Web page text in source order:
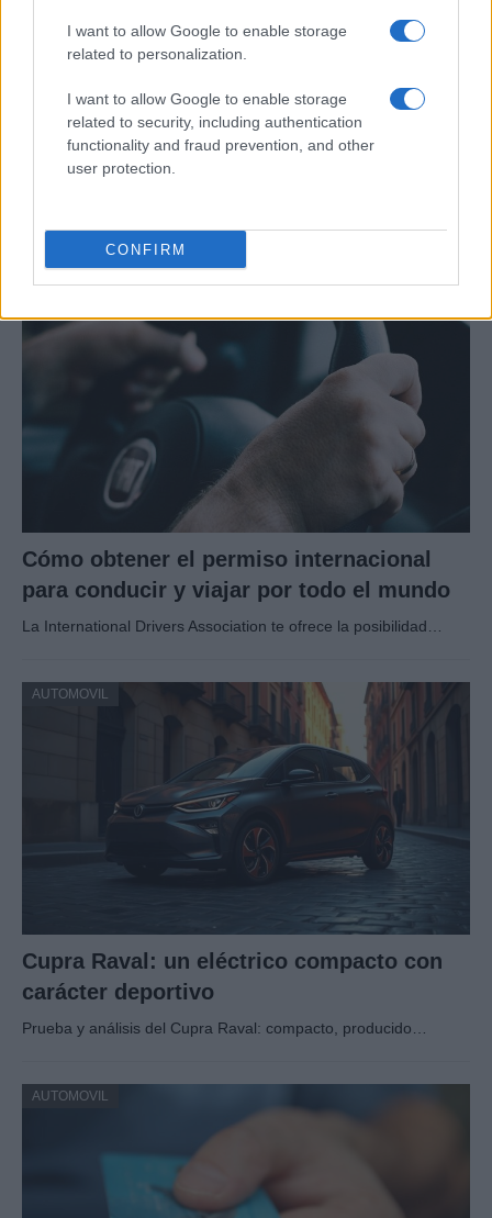
I want to allow Google to enable storage
related to personalization.
I want to allow Google to enable storage
related to security, including authentication
functionality and fraud prevention, and other
user protection.
CONFIRM
Las 100 mujeres que están transformando
Cómo obtener el permiso internacional
para conducir y viajar por todo el mundo
La International Drivers Association te ofrece la posibilidad…
AUTOMOVIL
Cupra Raval: un eléctrico compacto con
carácter deportivo
Prueba y análisis del Cupra Raval: compacto, producido…
AUTOMOVIL